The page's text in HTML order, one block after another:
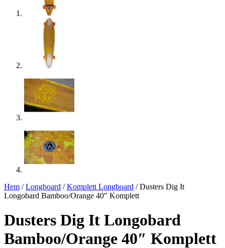
Hem /Longboard /Komplett Longboard / Dusters Dig It
Longobard Bamboo/Orange 40″ Komplett
Dusters Dig It Longobard
Bamboo/Orange 40″ Komplett